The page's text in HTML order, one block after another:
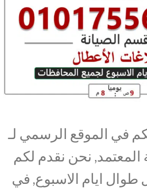
في الموقع الرسمي لـ
المعتمد, نحن نقدم لكم
طوال ايام الاسبوع, في